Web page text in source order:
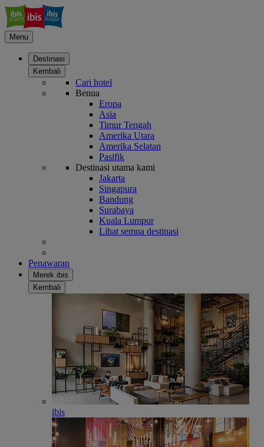
Menu
Destinasi
Kembali
Cari hotel
Benua
Eropa
Asia
Timur Tengah
Amerika Utara
Amerika Selatan
Pasifik
Destinasi utama kami
Jakarta
Singapura
Bandung
Surabaya
Kuala Lumpur
Lihat semua destinasi
Penawaran
Merek ibis
Kembali
ibis